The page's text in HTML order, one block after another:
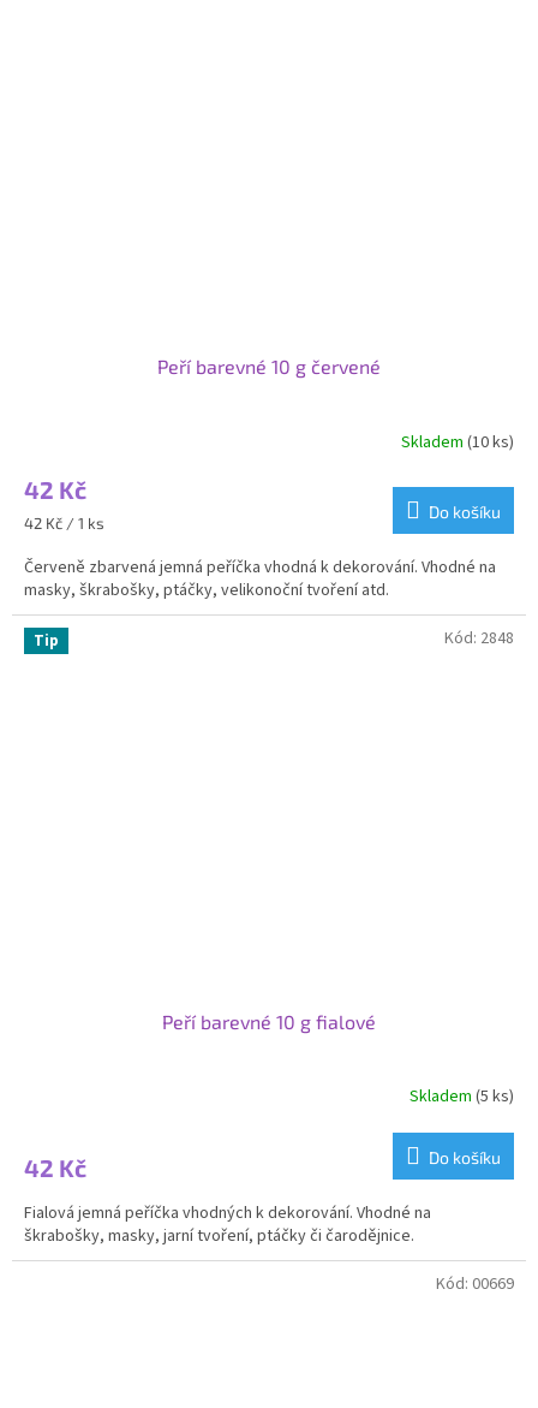
Peří barevné 10 g červené
Skladem (10 ks)
42 Kč
Měrná
42 Kč / 1 ks
Do košíku
Červeně zbarvená jemná peříčka vhodná k dekorování. Vhodné na
masky, škrabošky, ptáčky, velikonoční tvoření atd.
Tip
Peří barevné 10 g fialové
Skladem (5 ks)
42 Kč Do košíku
Fialová jemná peříčka vhodných k dekorování. Vhodné na
škrabošky, masky, jarní tvoření, ptáčky či čarodějnice.
Kód: 2848
Kód: 00669